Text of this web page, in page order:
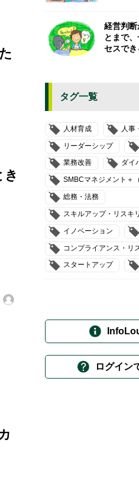
経営判
とまで
セスでき
タグ一覧
人材育成 人事
リーダーシップ
業務改善 ダイ
SMBCマネジメント＋
総務・法務
スキルアップ・リスキ
イノベーション
コンプライアンス・リ
スタートアップ
ログイン